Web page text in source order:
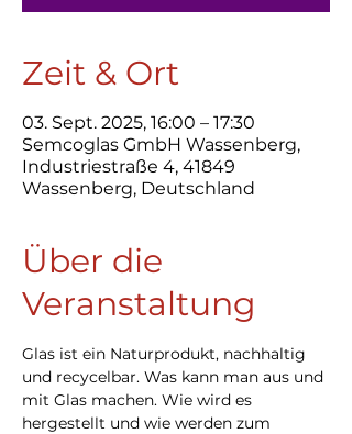
Zeit & Ort
03. Sept. 2025, 16:00 – 17:30
Semcoglas GmbH Wassenberg,
Industriestraße 4, 41849
Wassenberg, Deutschland
Über die
Veranstaltung
Glas ist ein Naturprodukt, nachhaltig
und recycelbar. Was kann man aus und
mit Glas machen. Wie wird es
hergestellt und wie werden zum